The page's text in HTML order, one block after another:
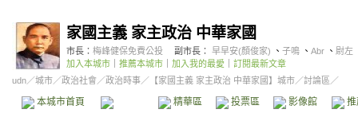
家國主義 家主政治 中華家國
市長： 梅峰健保免費公投 副市長： 早早安(顏俊家) 、 子鳴 、 Abr 、 尉左
加入本城市
推薦本城市 加入我的最愛
訂閱最新文章
udn／城市／政治社會 ／政治時事／ 【家國主義 家主政治 中華家國】城市／討論區／
本城市首頁 精華區 投票區 影像館